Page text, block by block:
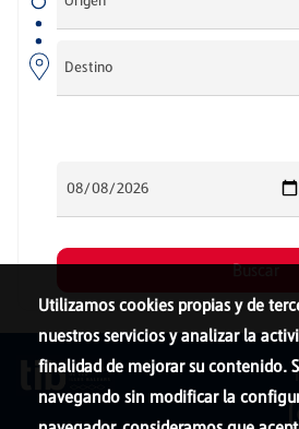
Utilizamos cookies propias y de
nuestros servicios y analizar la
finalidad de mejorar su contenido.
navegando sin modificar la